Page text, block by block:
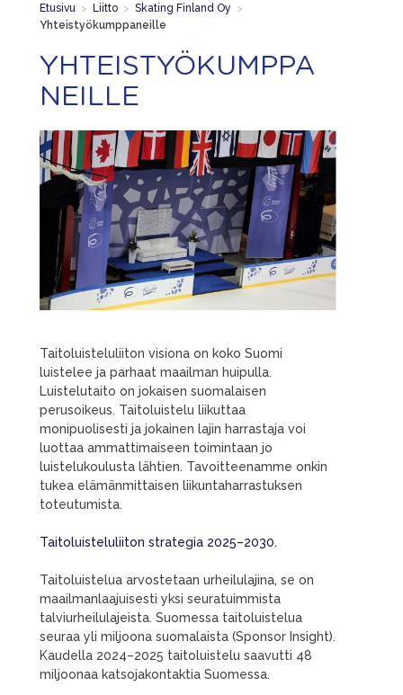
Etusivu > Liitto > Skating Finland Oy >
Yhteistyökumppaneille
YHTEISTYÖKUMPPA
NEILLE
Taitoluisteluliiton visiona on koko Suomi
luistelee ja parhaat maailman huipulla.
Luistelutaito on jokaisen suomalaisen
perusoikeus. Taitoluistelu liikuttaa
monipuolisesti ja jokainen lajin harrastaja voi
luottaa ammattimaiseen toimintaan jo
luistelukoulusta lähtien. Tavoitteenamme onkin
tukea elämänmittaisen liikuntaharrastuksen
toteutumista.
Taitoluisteluliiton strategia 2025–2030.
Taitoluistelua arvostetaan urheilulajina, se on
maailmanlaajuisesti yksi seuratuimmista
talviurheilulajeista. Suomessa taitoluistelua
seuraa yli miljoona suomalaista (Sponsor Insight).
Kaudella 2024–2025 taitoluistelu saavutti 48
miljoonaa katsojakontaktia Suomessa.